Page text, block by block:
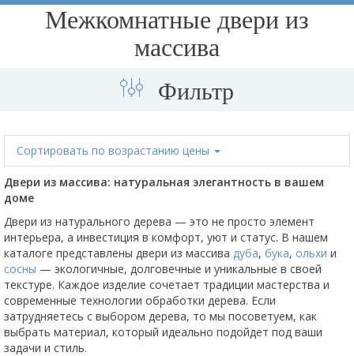
Межкомнатные двери из
массива
Фильтр
Сортировать по возрастанию цены
Двери из массива: натуральная элегантность в вашем
доме
Двери из натурального дерева — это не просто элемент
интерьера, а инвестиция в комфорт, уют и статус. В нашем
каталоге представлены двери из массива дуба, бука, ольхи и
сосны — экологичные, долговечные и уникальные в своей
текстуре. Каждое изделие сочетает традиции мастерства и
современные технологии обработки дерева. Если
затрудняетесь с выбором дерева, то мы посоветуем, как
выбрать материал, который идеально подойдет под ваши
задачи и стиль.